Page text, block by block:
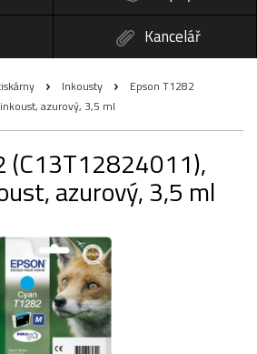
Kancelář
Inkousty
Epson T1282
azurový, 3,5 ml
(C13T12824011),
azurový, 3,5 ml